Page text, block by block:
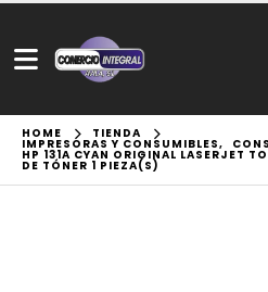
HOME TIENDA
IMPRESORAS Y CONSUMIBLES,
HP 131A CYAN ORIGINAL LASERJET
DE TÓNER 1 PIEZA(S)